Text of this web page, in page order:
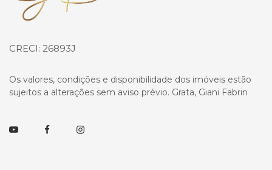
CRECI: 26893J
Os valores, condições e disponibilidade dos imóveis estão
sujeitos a alterações sem aviso prévio. Grata, Giani Fabrin
YoutubeFacebookInstagram